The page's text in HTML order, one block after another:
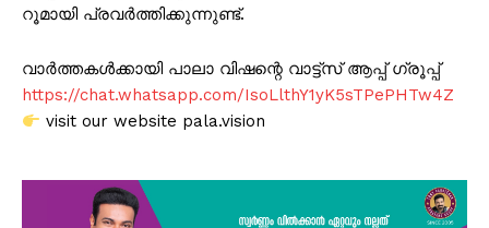
റൂമായി പ്രവർത്തിക്കുന്നുണ്ട്.
വാർത്തകൾക്കായി പാലാ വിഷന്റെ വാട്ട്സ് ആപ്പ് ഗ്രൂപ്പ്
https://chat.whatsapp.com/IsoLlthY1yK5sTPePHTw4Z
visit our website pala.vision